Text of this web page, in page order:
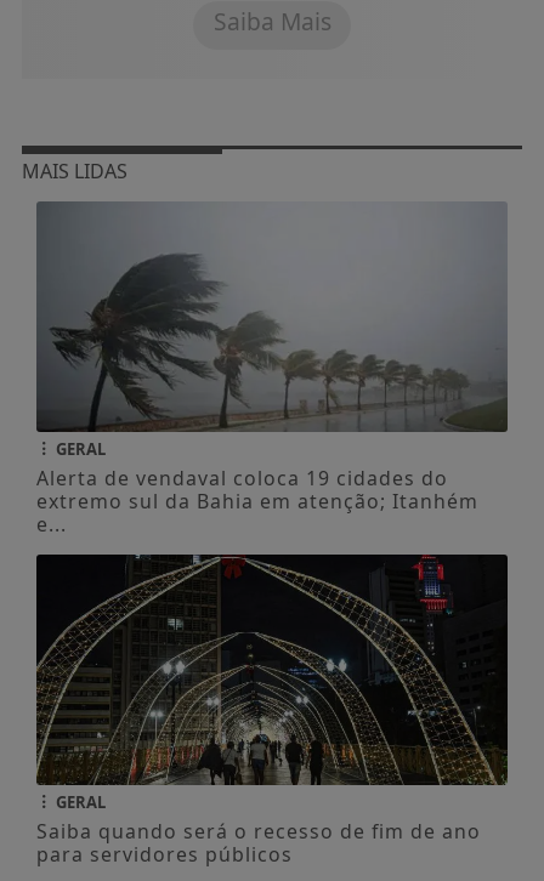
Saiba Mais
MAIS LIDAS
GERAL
Alerta de vendaval coloca 19 cidades do
extremo sul da Bahia em atenção; Itanhém
e...
GERAL
Saiba quando será o recesso de fim de ano
para servidores públicos